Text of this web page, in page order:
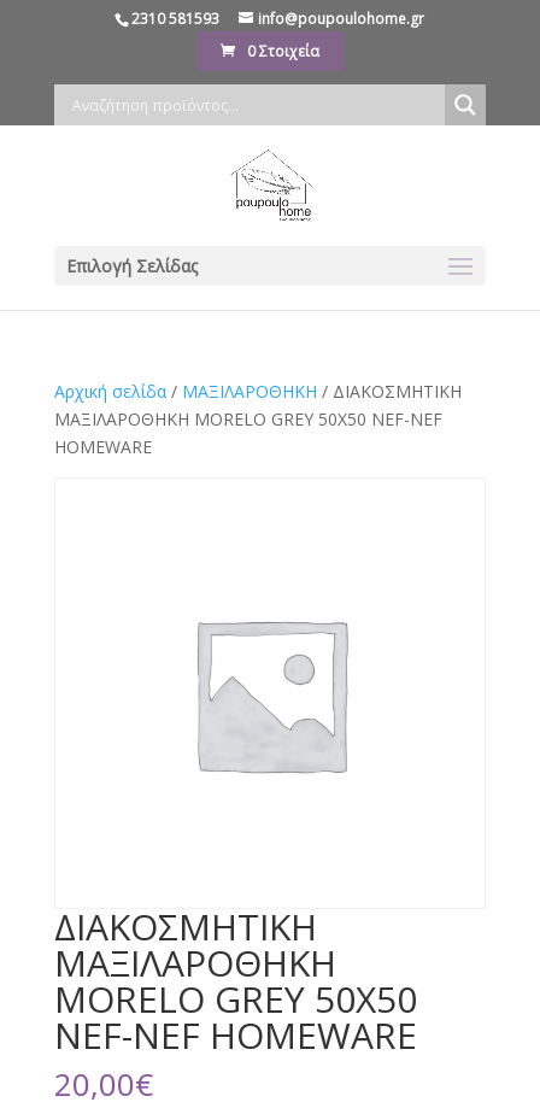
2310 581593
info@poupoulohome.gr
0 Στοιχεία
Επιλογή Σελίδας
Αρχική σελίδα/ ΜΑΞΙΛΑΡΟΘΗΚΗ / ΔΙΑΚΟΣΜΗΤΙΚΗ
ΜΑΞΙΛΑΡΟΘΗΚΗ MORELO GREY 50X50 NEF-NEF
HOMEWARE
ΔΙΑΚΟΣΜΗΤΙΚΗ
ΜΑΞΙΛΑΡΟΘΗΚΗ
MORELO GREY 50X50
NEF-NEF HOMEWARE
20,00€